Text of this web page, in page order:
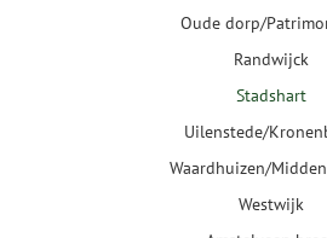
Oude dorp/
Randwijck
Stadshart
Uilenstede/
Waardhuizen/
Westwijk